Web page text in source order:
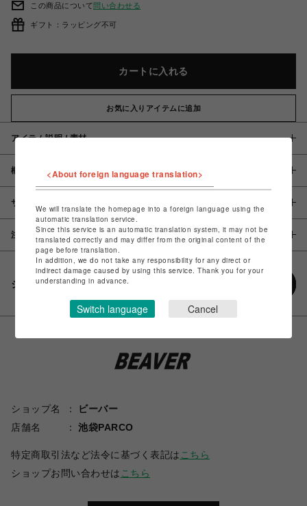
この商品について問い合わせる
ギフト：ラッピング不可
カートに入れる
お気に入りアイテムに追加
アイテム説明 / 素材
概要
サイズ
注意事項
シェアする
ショップ名
ビーバー
店舗名
池袋PARCO
特定商取引法など法令に基づく表記は こちら
ショップお問い合わせは こちら
<About foreign language translation>
We will translate the homepage into a foreign language using the
automatic translation service.
Since this service is an automatic translation system, it may not be
translated correctly and may differ from the original content of the
page before translation.
In addition, we do not take any responsibility for any direct or
indirect damage caused by using this service. Thank you for your
understanding in advance.
Switch language Cancel